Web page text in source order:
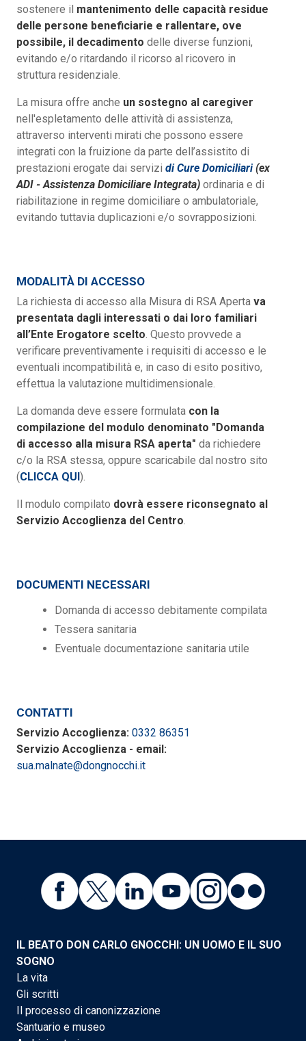
sostenere il mantenimento delle capacità residue
delle persone beneficiarie e rallentare, ove
possibile, il decadimento delle diverse funzioni,
evitando e/o ritardando il ricorso al ricovero in
struttura residenziale.
La misura offre anche un sostegno al caregiver
nell'espletamento delle attività di assistenza,
attraverso interventi mirati che possono essere
integrati con la fruizione da parte dell’assistito di
prestazioni erogate dai servizi di Cure Domiciliari(ex
ADI - Assistenza Domiciliare Integrata) ordinaria e di
riabilitazione in regime domiciliare o ambulatoriale,
evitando tuttavia duplicazioni e/o sovrapposizioni.
MODALITÀ DI ACCESSO
La richiesta di accesso alla Misura di RSA Aperta va
presentata dagli interessati o dai loro familiari
all’Ente Erogatore scelto . Questo provvede a
verificare preventivamente i requisiti di accesso e le
eventuali incompatibilità e, in caso di esito positivo,
effettua la valutazione multidimensionale.
La domanda deve essere formulata con la
compilazione del modulo denominato "Domanda
di accesso alla misura RSA aperta" da richiedere
c/o la RSA stessa, oppure scaricabile dal nostro sito
(CLICCA QUI).
Il modulo compilato dovrà essere riconsegnato al
Servizio Accoglienza del Centro
DOCUMENTI NECESSARI
Domanda di accesso debitamente compilata
Tessera sanitaria
Eventuale documentazione sanitaria utile
CONTATTI
Servizio Accoglienza: 0332 86351
Servizio Accoglienza - email:
sua.malnate@dongnocchi.it
IL BEATO DON CARLO GNOCCHI: UN UOMO E IL SUO
SOGNO
La vita
Gli scritti
Il processo di canonizzazione
Santuario e museo